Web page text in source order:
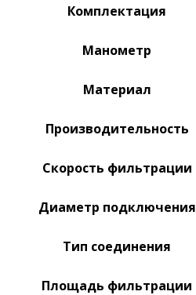
Комплектация
Манометр
Материал
Производительность
Скорость фильтрации
Диаметр подключения
Тип соединения
Площадь фильтрации